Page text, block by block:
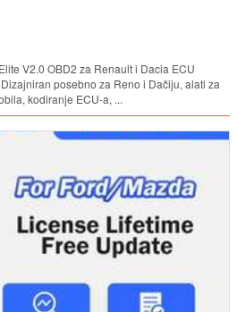
V2.0 OBD2 za Renault i Dacia ECU
posebno za Reno i Dačiju, alati za
kodiranje ECU-a, ...